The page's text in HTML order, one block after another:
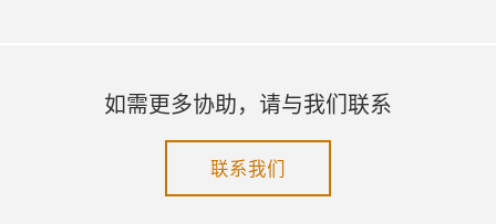
如需更多协助，请与我们联系
联系我们